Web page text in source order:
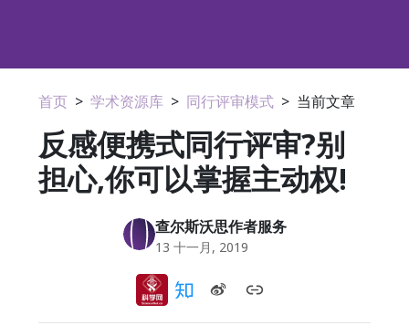
首页 > 学术资源库 > 同行评审模式 > 当前文章
反感便携式同行评审?别
担心,你可以掌握主动权!
查尔斯沃思作者服务
13 十一月, 2019